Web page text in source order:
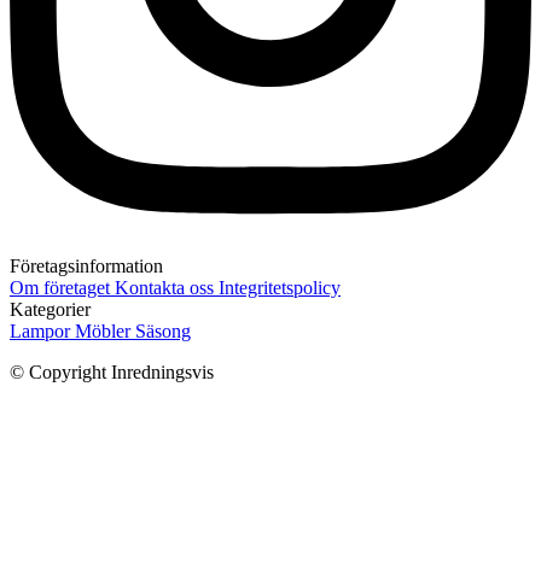
Företagsinformation
Om företaget Kontakta oss Integritetspolicy
Kategorier
LamporMöbler Säsong
© Copyright Inredningsvis